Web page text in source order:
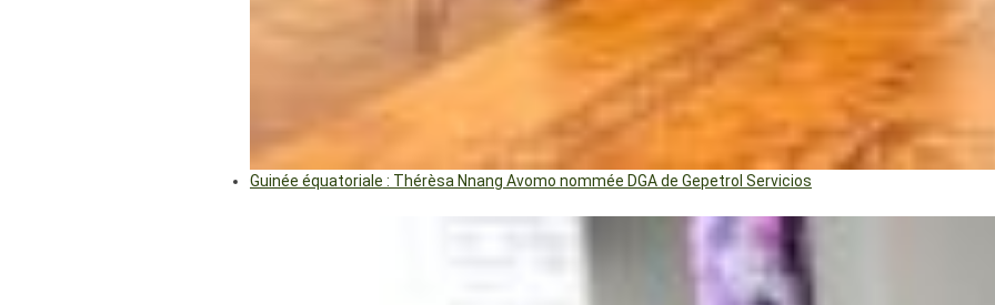
Guinée équatoriale : Thérèsa Nnang Avomo nommée DGA de Gepetrol Servicios